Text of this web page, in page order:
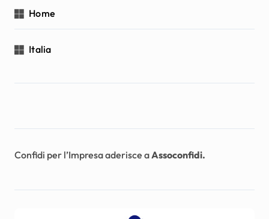
Home
Italia
Confidi per l’Impresa aderisce aAssoconfidi.